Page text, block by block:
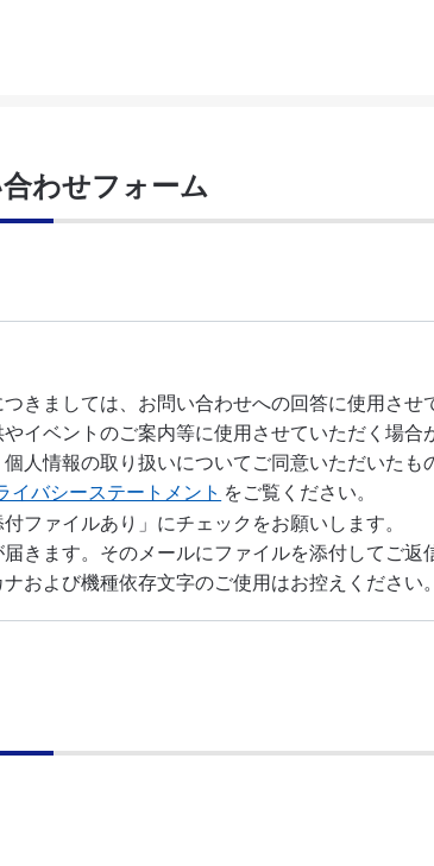
わせフォーム
イバシーステートメント
および機種依存文字のご使用はお控えください。